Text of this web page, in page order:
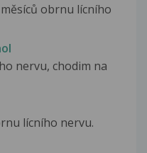
obrnu lícního
nervu, chodim na
lícního nervu.